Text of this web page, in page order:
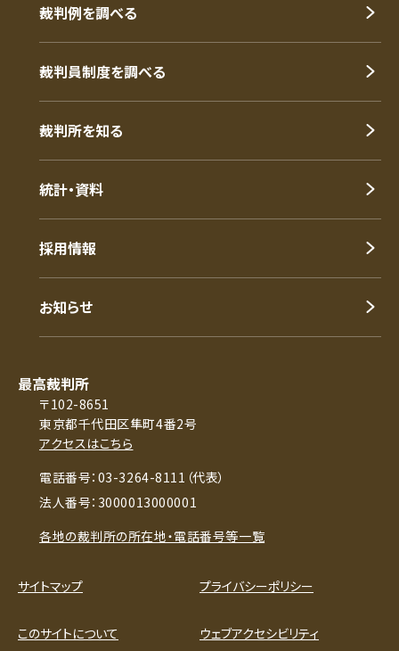
裁判例を調べる
裁判員制度を調べる
裁判所を知る
統計・資料
採用情報
お知らせ
最高裁判所
〒102-8651
東京都千代田区隼町4番2号
アクセスはこちら
電話番号：03-3264-8111（代表）
法人番号：3000013000001
各地の裁判所の所在地・電話番号等一覧
サイトマップ プライバシーポリシー
このサイトについて ウェブアクセシビリティ